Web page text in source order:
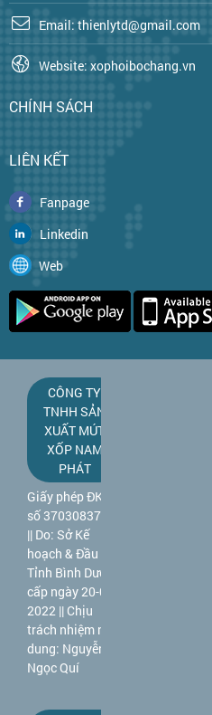
Email: thienlytd@gmail.com
Website: xophoibochang.vn
CHÍNH SÁCH
LIÊN KẾT
Fanpage
Linkedin
Web
CÔNG TY
TNHH SẢN
XUẤT MÚT
XỐP NAM
PHÁT
Giấy phép ĐKKD
số 3703083781
|| Do: Sở Kế
hoạch & Đầu tư
Tỉnh Bình Dương
cấp ngày 20-09-
2022 || Chịu
trách nhiệm nội
dung: Nguyễn
Ngọc Quí